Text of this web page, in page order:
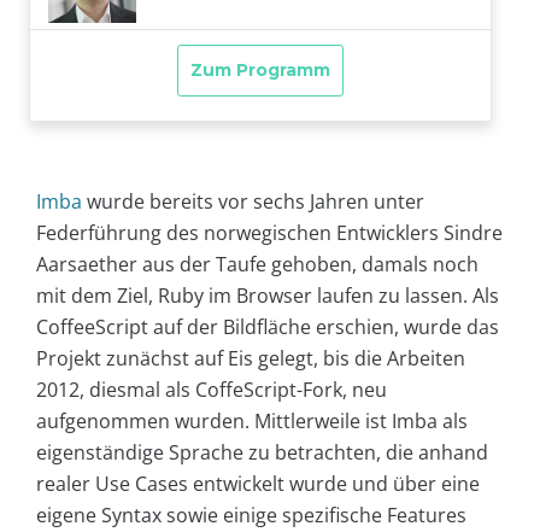
Imba wurde bereits vor sechs Jahren unter
Federführung des norwegischen Entwicklers Sindre
Aarsaether aus der Taufe gehoben, damals noch
mit dem Ziel, Ruby im Browser laufen zu lassen. Als
CoffeeScript auf der Bildfläche erschien, wurde das
Projekt zunächst auf Eis gelegt, bis die Arbeiten
2012, diesmal als CoffeScript-Fork, neu
aufgenommen wurden. Mittlerweile ist Imba als
eigenständige Sprache zu betrachten, die anhand
realer Use Cases entwickelt wurde und über eine
eigene Syntax sowie einige spezifische Features